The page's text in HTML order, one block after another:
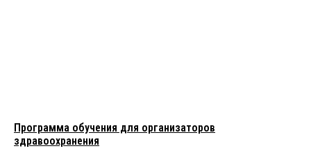
Программа обучения для организаторов
здравоохранения